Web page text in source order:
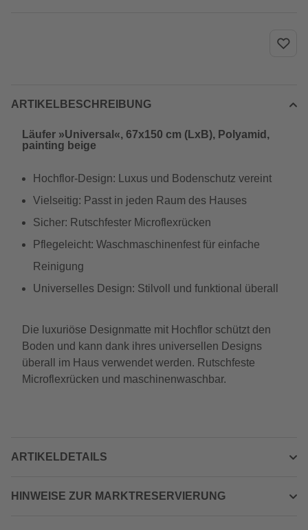
ARTIKELBESCHREIBUNG
Läufer »Universal«, 67x150 cm (LxB), Polyamid,
painting beige
Hochflor-Design: Luxus und Bodenschutz vereint
Vielseitig: Passt in jeden Raum des Hauses
Sicher: Rutschfester Microflexrücken
Pflegeleicht: Waschmaschinenfest für einfache
Reinigung
Universelles Design: Stilvoll und funktional überall
Die luxuriöse Designmatte mit Hochflor schützt den
Boden und kann dank ihres universellen Designs
überall im Haus verwendet werden. Rutschfeste
Microflexrücken und maschinenwaschbar.
ARTIKELDETAILS
HINWEISE ZUR MARKTRESERVIERUNG